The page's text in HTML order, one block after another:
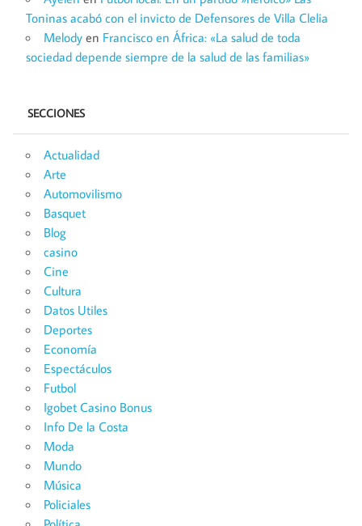
Toninas acabó con el invicto de Defensores de Villa Clelia
Melody en Francisco en África: «La salud de toda
sociedad depende siempre de la salud de las familias»
SECCIONES
Actualidad
Arte
Automovilismo
Basquet
Blog
casino
Cine
Cultura
Datos Utiles
Deportes
Economía
Espectáculos
Futbol
Igobet Casino Bonus
Info De la Costa
Moda
Mundo
Música
Policiales